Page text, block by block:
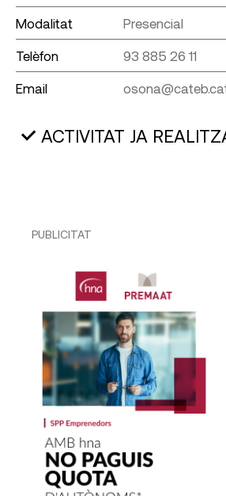
Modalitat Presencial
Telèfon 93 885 26 11
Email
ACTIVITAT JA
PUBLICITAT